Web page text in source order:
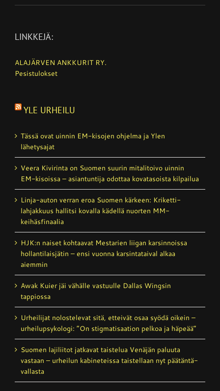
LINKKEJÄ:
ALAJÄRVEN ANKKURIT RY.
Pesistulokset
YLE URHEILU
Tässä ovat uinnin EM-kisojen ohjelma ja Ylen
lähetysajat
Veera Kivirinta on Suomen suurin mitalitoivo uinnin
EM-kisoissa – asiantuntija odottaa kovatasoista kilpailua
Linja-auton verran eroa Suomen kärkeen: Kriketti­
lahjakkuus hallitsi kovalla kädellä nuorten MM-
keihäsfinaalia
HJK:n naiset kohtaavat Mestarien liigan karsinnoissa
hollantilais­jätin – ensi vuonna karsintataival alkaa
aiemmin
Awak Kuier jäi vähälle vastuulle Dallas Wingsin
tappiossa
Urheilijat nolostelevat sitä, etteivät osaa syödä oikein –
urheilupsykologi: ”On stigmatisaation pelkoa ja häpeää”
Suomen lajiliitot jatkavat taistelua Venäjän paluuta
vastaan – urheilun kabineteissa taistellaan nyt päätäntä­
vallasta